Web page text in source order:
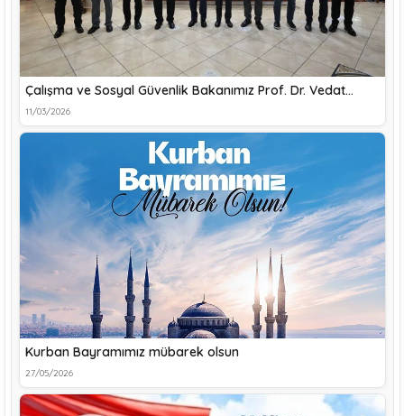
Çalışma ve Sosyal Güvenlik Bakanımız Prof. Dr. Vedat…
11/03/2026
Kurban Bayramımız mübarek olsun
27/05/2026